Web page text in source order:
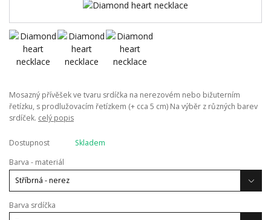
Mosazný přívěšek ve tvaru srdíčka na nerezovém nebo bižuterním
řetízku, s prodlužovacím řetízkem (+ cca 5 cm) Na výběr z různých barev
srdíček. celý popis
Dostupnost
Skladem
Barva - materiál
Barva srdíčka